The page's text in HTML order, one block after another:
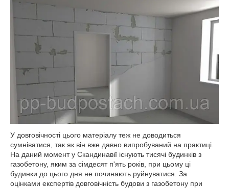
У довговічності цього матеріалу теж не доводиться
сумніватися, так як він вже давно випробуваний на практиці.
На даний момент у Скандинавії існують тисячі будинків з
газобетону, яким за сімдесят п'ять років, при цьому ці
будинки до цього дня не починають руйнуватися. За
оцінками експертів довговічність будови з газобетону при